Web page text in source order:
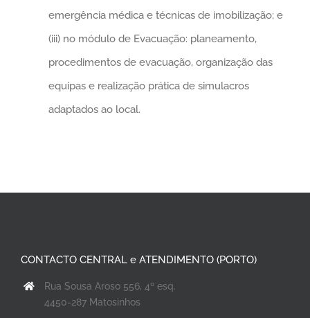
emergência médica e técnicas de imobilização; e
(iii) no módulo de Evacuação: planeamento,
procedimentos de evacuação, organização das
equipas e realização prática de simulacros
adaptados ao local.
CONTACTO CENTRAL e ATENDIMENTO (PORTO)
Rua Sousa Aroso 556, 4º esq.
4450-287 Matosinhos